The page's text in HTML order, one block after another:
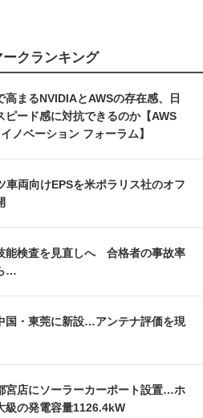
クランキング
高まるNVIDIAとAWSの存在感、日
ピード感に対抗できるのか【AWS
ノベーション フォーラム】
車両向けEPSを米ポラリス社のオフ
能検査を見直しへ 合格者の事故率
…
国・東莞に新設…アンテナ評価を現
宮店にソーラーカーポート設置…ホ
級の発電容量1126.4kW